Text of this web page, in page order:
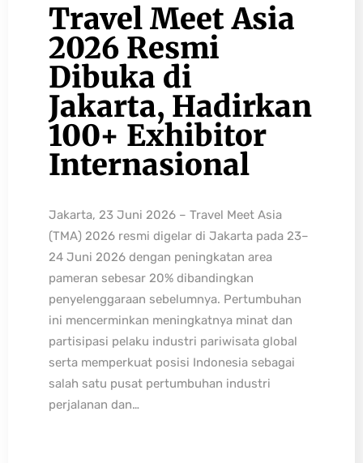
Travel Meet Asia
2026 Resmi
Dibuka di
Jakarta, Hadirkan
100+ Exhibitor
Internasional
Jakarta, 23 Juni 2026 – Travel Meet Asia
(TMA) 2026 resmi digelar di Jakarta pada 23–
24 Juni 2026 dengan peningkatan area
pameran sebesar 20% dibandingkan
penyelenggaraan sebelumnya. Pertumbuhan
ini mencerminkan meningkatnya minat dan
partisipasi pelaku industri pariwisata global
serta memperkuat posisi Indonesia sebagai
salah satu pusat pertumbuhan industri
perjalanan dan…